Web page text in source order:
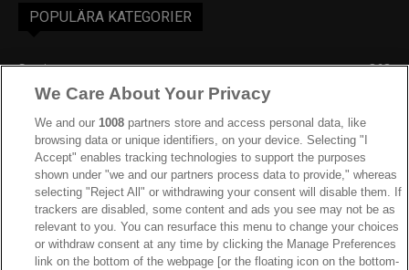
POPULÄRA KATEGORIER
Sverige
863
Ishockey-VM
IIHF
JVM
Kanada
205
Dam VM
187
Finland
181
Video
179
We Care About Your Privacy
We and our1008 partners store and access personal data, like
browsing data or unique identifiers, on your device. Selecting "I
Accept" enables tracking technologies to support the purposes
shown under "we and our partners process data to provide," whereas
selecting "Reject All" or withdrawing your consent will disable them. If
trackers are disabled, some content and ads you see may not be as
relevant to you. You can resurface this menu to change your choices
or withdraw consent at any time by clicking the Manage Preferences
link on the bottom of the webpage [or the floating icon on the bottom-